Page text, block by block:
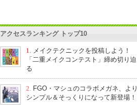
アクセスランキング トップ10
1.
メイクテクニックを投稿しよう！
「二重メイクコンテスト」締め切り迫
る
2. FGO・マシュのコラボメガネ、より
シンプル＆そっくりになって新登場！